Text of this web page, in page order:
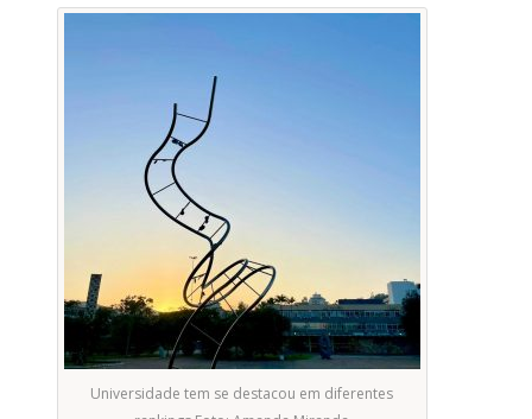
Universidade tem se destacou em diferentes